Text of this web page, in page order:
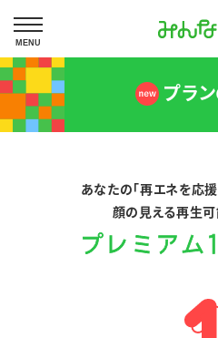
MENU
プラ
あなたの「再エネを応
顔の見える再生